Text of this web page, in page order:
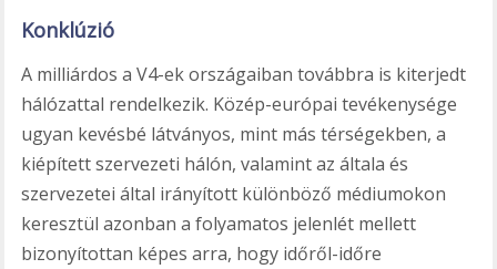
Konklúzió
A milliárdos a V4-ek országaiban továbbra is kiterjedt
hálózattal rendelkezik. Közép-európai tevékenysége
ugyan kevésbé látványos, mint más térségekben, a
kiépített szervezeti hálón, valamint az általa és
szervezetei által irányított különböző médiumokon
keresztül azonban a folyamatos jelenlét mellett
bizonyítottan képes arra, hogy időről-időre